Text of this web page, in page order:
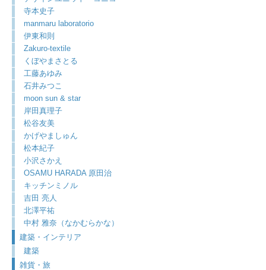
寺本史子
manmaru laboratorio
伊東和則
Zakuro-textile
くぼやまさとる
工藤あゆみ
石井みつこ
moon sun & star
岸田真理子
松谷友美
かげやましゅん
松本紀子
小沢さかえ
OSAMU HARADA 原田治
キッチンミノル
吉田 亮人
北澤平祐
中村 雅奈（なかむらかな）
建築・インテリア
建築
雑貨・旅